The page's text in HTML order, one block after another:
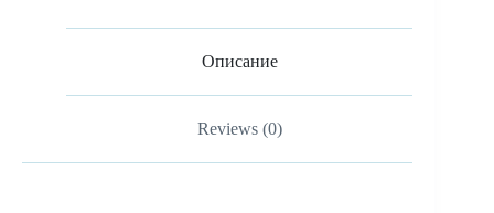
Описание
Reviews (0)